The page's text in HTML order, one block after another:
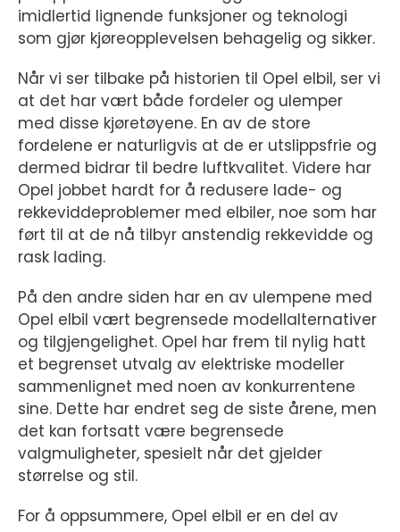
imidlertid lignende funksjoner og teknologi
som gjør kjøreopplevelsen behagelig og sikker.
Når vi ser tilbake på historien til Opel elbil, ser vi
at det har vært både fordeler og ulemper
med disse kjøretøyene. En av de store
fordelene er naturligvis at de er utslippsfrie og
dermed bidrar til bedre luftkvalitet. Videre har
Opel jobbet hardt for å redusere lade- og
rekkeviddeproblemer med elbiler, noe som har
ført til at de nå tilbyr anstendig rekkevidde og
rask lading.
På den andre siden har en av ulempene med
Opel elbil vært begrensede modellalternativer
og tilgjengelighet. Opel har frem til nylig hatt
et begrenset utvalg av elektriske modeller
sammenlignet med noen av konkurrentene
sine. Dette har endret seg de siste årene, men
det kan fortsatt være begrensede
valgmuligheter, spesielt når det gjelder
størrelse og stil.
For å oppsummere, Opel elbil er en del av